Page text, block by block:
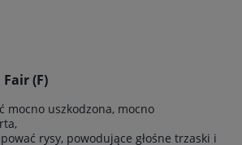
(F)
mocno uszkodzona, mocno
rysy, powodujące głośne trzaski i